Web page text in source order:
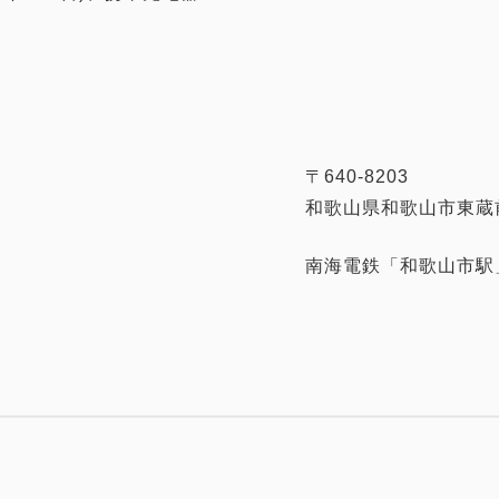
〒640-8203
和歌山県和歌山市東
南海電鉄「和歌山市駅